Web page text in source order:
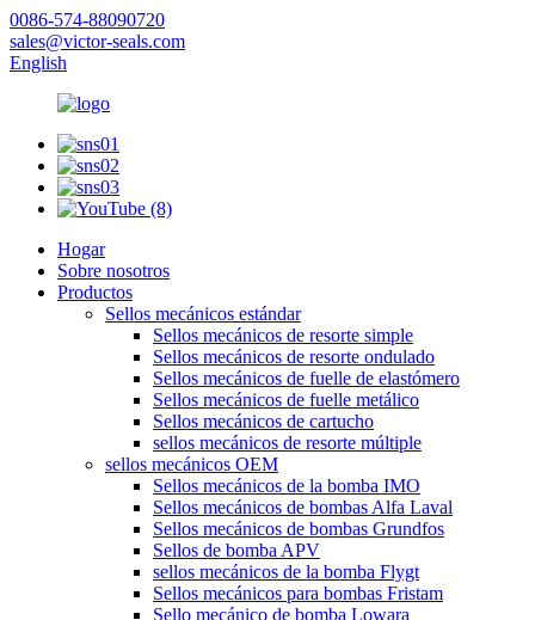
0086-574-88090720
sales@victor-seals.com
English
Hogar
Sobre nosotros
Productos
Sellos mecánicos estándar
Sellos mecánicos de resorte simple
Sellos mecánicos de resorte ondulado
Sellos mecánicos de fuelle de elastómero
Sellos mecánicos de fuelle metálico
Sellos mecánicos de cartucho
sellos mecánicos de resorte múltiple
sellos mecánicos OEM
Sellos mecánicos de la bomba IMO
Sellos mecánicos de bombas Alfa Laval
Sellos mecánicos de bombas Grundfos
Sellos de bomba APV
sellos mecánicos de la bomba Flygt
Sellos mecánicos para bombas Fristam
Sello mecánico de bomba Lowara